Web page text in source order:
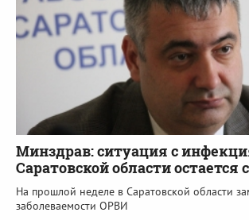
Минздрав: ситуация с
Саратовской области остается
На прошлой неделе в Саратовской области
заболеваемости ОРВИ